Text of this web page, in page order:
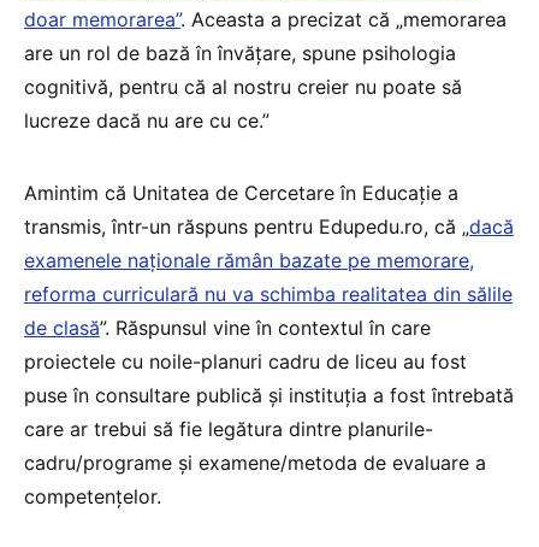
doar memorarea”. Aceasta a precizat că „memorarea
are un rol de bază în învățare, spune psihologia
cognitivă, pentru că al nostru creier nu poate să
lucreze dacă nu are cu ce.”
Amintim că Unitatea de Cercetare în Educație a
transmis, într-un răspuns pentru Edupedu.ro, că „dacă
examenele naționale rămân bazate pe memorare,
reforma curriculară nu va schimba realitatea din sălile
de clasă”. Răspunsul vine în contextul în care
proiectele cu noile-planuri cadru de liceu au fost
puse în consultare publică și instituția a fost întrebată
care ar trebui să fie legătura dintre planurile-
cadru/programe și examene/metoda de evaluare a
competențelor.